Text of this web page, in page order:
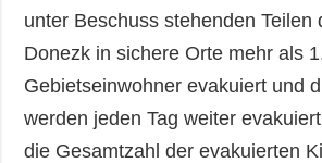
unter Beschuss stehenden Teilen
Donezk in sichere Orte mehr als
Gebietseinwohner evakuiert und
werden jeden Tag weiter
die Gesamtzahl der evakuierten